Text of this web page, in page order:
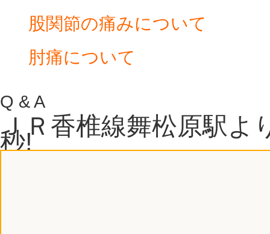
股関節の痛みについて
肘痛について
Q & A
ＪＲ香椎線舞松原駅よ
秒!